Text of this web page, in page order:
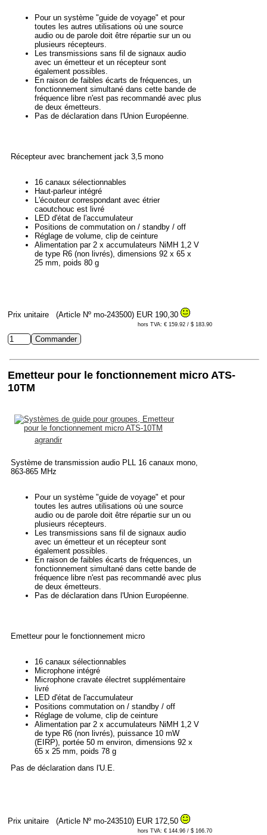
Pour un système "guide de voyage" et pour
toutes les autres utilisations où une source
audio ou de parole doit être répartie sur un ou
plusieurs récepteurs.
Les transmissions sans fil de signaux audio
avec un émetteur et un récepteur sont
également possibles.
En raison de faibles écarts de fréquences, un
fonctionnement simultané dans cette bande de
fréquence libre n'est pas recommandé avec plus
de deux émetteurs.
Pas de déclaration dans l'Union Européenne.
Récepteur avec branchement jack 3,5 mono
16 canaux sélectionnables
Haut-parleur intégré
L'écouteur correspondant avec étrier
caoutchouc est livré
LED d'état de l'accumulateur
Positions de commutation on / standby / off
Réglage de volume, clip de ceinture
Alimentation par 2 x accumulateurs NiMH 1,2 V
de type R6 (non livrés), dimensions 92 x 65 x
25 mm, poids 80 g
Prix unitaire (Article Nº mo-243500) EUR 190,30
hors TVA: € 159.92 / $ 183.90
Emetteur pour le fonctionnement micro ATS-
10TM
agrandir
Système de transmission audio PLL 16 canaux mono,
863-865 MHz
Pour un système "guide de voyage" et pour
toutes les autres utilisations où une source
audio ou de parole doit être répartie sur un ou
plusieurs récepteurs.
Les transmissions sans fil de signaux audio
avec un émetteur et un récepteur sont
également possibles.
En raison de faibles écarts de fréquences, un
fonctionnement simultané dans cette bande de
fréquence libre n'est pas recommandé avec plus
de deux émetteurs.
Pas de déclaration dans l'Union Européenne.
Emetteur pour le fonctionnement micro
16 canaux sélectionnables
Microphone intégré
Microphone cravate électret supplémentaire
livré
LED d'état de l'accumulateur
Positions commutation on / standby / off
Réglage de volume, clip de ceinture
Alimentation par 2 x accumulateurs NiMH 1,2 V
de type R6 (non livrés), puissance 10 mW
(EIRP), portée 50 m environ, dimensions 92 x
65 x 25 mm, poids 78 g
Pas de déclaration dans l'U.E.
Prix unitaire (Article Nº mo-243510) EUR 172,50
hors TVA: € 144.96 / $ 166.70